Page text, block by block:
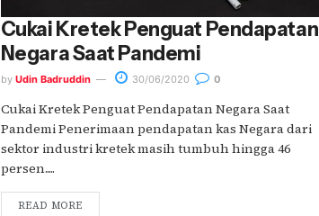
Cukai Kretek Penguat Pendapatan
Negara Saat Pandemi
by Udin Badruddin 30/06/2020 0
Cukai Kretek Penguat Pendapatan Negara Saat
Pandemi Penerimaan pendapatan kas Negara dari
sektor industri kretek masih tumbuh hingga 46
persen.....
READ MORE